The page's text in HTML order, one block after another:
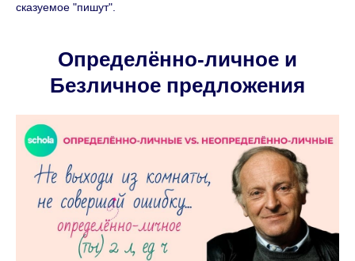
сказуемое "пишут".
Определённо-личное и
Безличное предложения